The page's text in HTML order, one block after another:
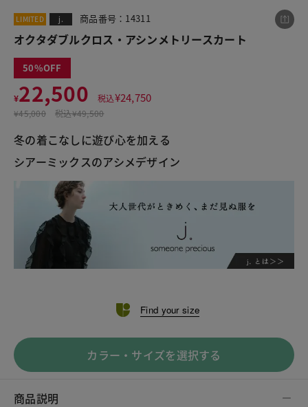
LIMITED j. 商品番号：14311
オクタダブルクロス・アシンメトリースカート
50
¥22,500 税込¥24,750
¥45,000 税込¥49,500
冬の着こなしに遊び心を加える
シアーミックスのアシメデザイン
Find your size
カラー・サイズを選択する
商品説明
この商品をシェアする
オクタダブルクロス・アシンメトリースカート
¥22,500
税込¥24,750